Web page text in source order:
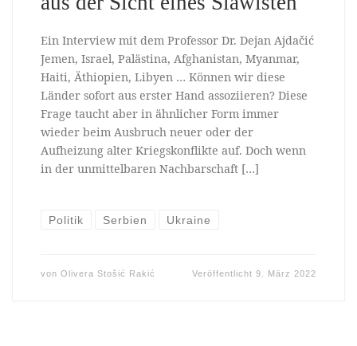
Ein Interview mit dem Professor Dr. Dejan Ajdačić
Jemen, Israel, Palästina, Afghanistan, Myanmar,
Haiti, Äthiopien, Libyen … Können wir diese
Länder sofort aus erster Hand assoziieren? Diese
Frage taucht aber in ähnlicher Form immer
wieder beim Ausbruch neuer oder der
Aufheizung alter Kriegskonflikte auf. Doch wenn
in der unmittelbaren Nachbarschaft […]
Politik Serbien Ukraine
von Olivera Stošić Rakić Veröffentlicht9. März 2022